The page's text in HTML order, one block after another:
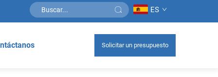
ES
Solicitar un presupuesto